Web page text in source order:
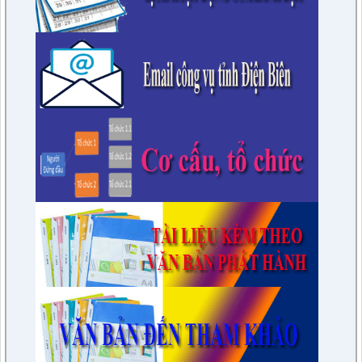
lượt xem: 2809 | lượt tải:409
76/KH-HĐND
Kế hoạch Học tập, trao đổi kinh nghiệm năm 2023 của HĐND
huyện khóa XXI, nhiệm kỳ 2021 - 2026 tại các huyện thuộc
các tỉnh phía Nam
lượt xem: 15582 | lượt tải:1681
6/KH-BPC
Kế hoạch giám sát việc thực hiện các quy định của pháp luật
về công tác thi hành án dân sự trên địa bàn huyện năm 2021,
2022
lượt xem: 3452 | lượt tải:974
7/QĐ-BPC
Quyết định thành lập đoàn giám sát việc thực hiện các quy
định của pháp luật về công tác thi hành án dân sự trên địa
bàn huyện năm 2021, 2022
lượt xem: 3387 | lượt tải:597
230/CTr-TT HĐND
Chương trình công tác tháng 03/2023 của TT HĐND
lượt xem: 3379 | lượt tải:461